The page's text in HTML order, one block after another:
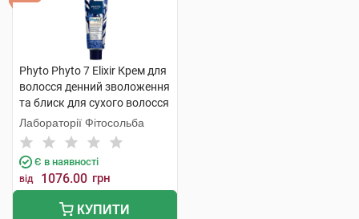
Phyto Phyto 7 Elixir Крем для
волосся денний зволоження
та блиск для сухого волосся
100 мл 1 шт
Лабораторії Фітосольба
Є в наявності
від 1076.00 грн
КУПИТИ